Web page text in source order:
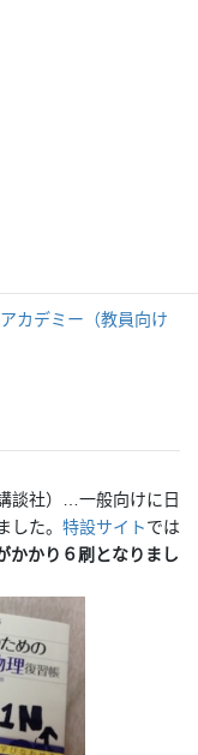
カデミー（教員向け
談社）…一般向けに日
した。 特設サイトでは
かかり６刷となりまし